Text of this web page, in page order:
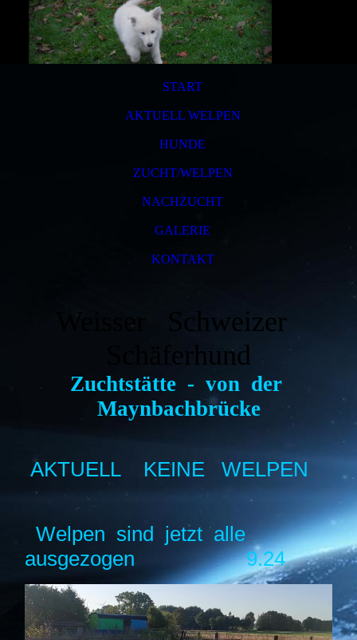
START
AKTUELL WELPEN
HUNDE
ZUCHT/WELPEN
NACHZUCHT
GALERIE
KONTAKT
Weisser Schweizer
Schäferhund
Zuchtstätte - von der
Maynbachbrücke
AKTUELL KEINE WELPEN
Welpen sind jetzt alle
ausgezogen 9.24